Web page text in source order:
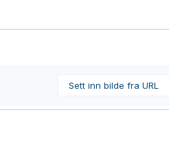
Sett inn bilde fra URL